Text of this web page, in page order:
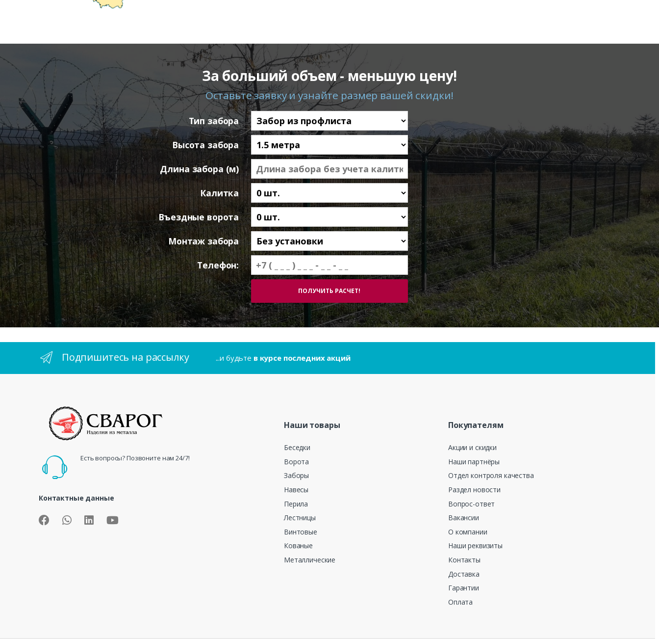
За больший объем - меньшую цену!
Оставьте заявку и узнайте размер вашей скидки!
Тип забора
Высота забора
Длина забора (м)
Калитка
Въездные ворота
Монтаж забора
Телефон:
Подпишитесь на рассылку ...и будьте в курсе последних акций
Есть вопросы? Позвоните нам 24/7!
Контактные данные
Наши товары
Беседки
Ворота
Заборы
Навесы
Перила
Лестницы
Винтовые
Кованые
Металлические
Покупателям
Акции и скидки
Наши партнёры
Отдел контроля качества
Раздел новости
Вопрос-ответ
Вакансии
О компании
Наши реквизиты
Контакты
Доставка
Гарантии
Оплата